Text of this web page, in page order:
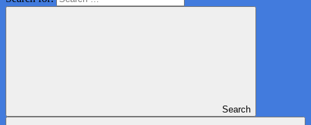
Search